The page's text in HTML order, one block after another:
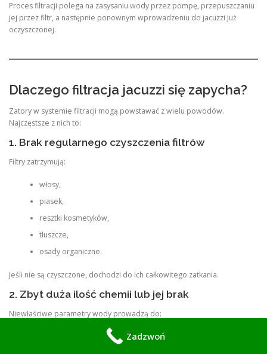
Proces filtracji polega na zasysaniu wody przez pompę, przepuszczaniu
jej przez filtr, a następnie ponownym wprowadzeniu do jacuzzi już
oczyszczonej.
Dlaczego filtracja jacuzzi się zapycha?
Zatory w systemie filtracji mogą powstawać z wielu powodów.
Najczęstsze z nich to:
1. Brak regularnego czyszczenia filtrów
Filtry zatrzymują:
włosy,
piasek,
resztki kosmetyków,
tłuszcze,
osady organiczne.
Jeśli nie są czyszczone, dochodzi do ich całkowitego zatkania.
2. Zbyt duża ilość chemii lub jej brak
Niewłaściwe parametry wody prowadzą do:
powstawania osadów,
Zadzwoń